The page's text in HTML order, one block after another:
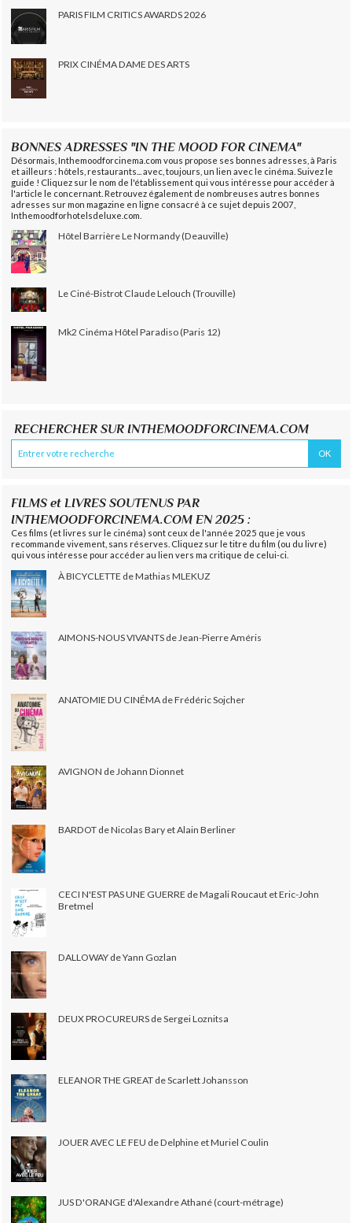
PARIS FILM CRITICS AWARDS 2026
PRIX CINÉMA DAME DES ARTS
BONNES ADRESSES "IN THE MOOD FOR CINEMA"
Désormais, Inthemoodforcinema.com vous propose ses bonnes adresses, à Paris
et ailleurs : hôtels, restaurants... avec, toujours, un lien avec le cinéma. Suivez le
guide ! Cliquez sur le nom de l'établissement qui vous intéresse pour accéder à
l'article le concernant. Retrouvez également de nombreuses autres bonnes
adresses sur mon magazine en ligne consacré à ce sujet depuis 2007,
Inthemoodforhotelsdeluxe.com.
Hôtel Barrière Le Normandy (Deauville)
Le Ciné-Bistrot Claude Lelouch (Trouville)
Mk2 Cinéma Hôtel Paradiso (Paris 12)
RECHERCHER SUR INTHEMOODFORCINEMA.COM
FILMS et LIVRES SOUTENUS PAR
INTHEMOODFORCINEMA.COM EN 2025 :
Ces films (et livres sur le cinéma) sont ceux de l'année 2025 que je vous
recommande vivement, sans réserves. Cliquez sur le titre du film (ou du livre)
qui vous intéresse pour accéder au lien vers ma critique de celui-ci.
À BICYCLETTE de Mathias MLEKUZ
AIMONS-NOUS VIVANTS de Jean-Pierre Améris
ANATOMIE DU CINÉMA de Frédéric Sojcher
AVIGNON de Johann Dionnet
BARDOT de Nicolas Bary et Alain Berliner
CECI N'EST PAS UNE GUERRE de Magali Roucaut et Eric-John
Bretmel
DALLOWAY de Yann Gozlan
DEUX PROCUREURS de Sergei Loznitsa
ELEANOR THE GREAT de Scarlett Johansson
JOUER AVEC LE FEU de Delphine et Muriel Coulin
JUS D'ORANGE d'Alexandre Athané (court-métrage)